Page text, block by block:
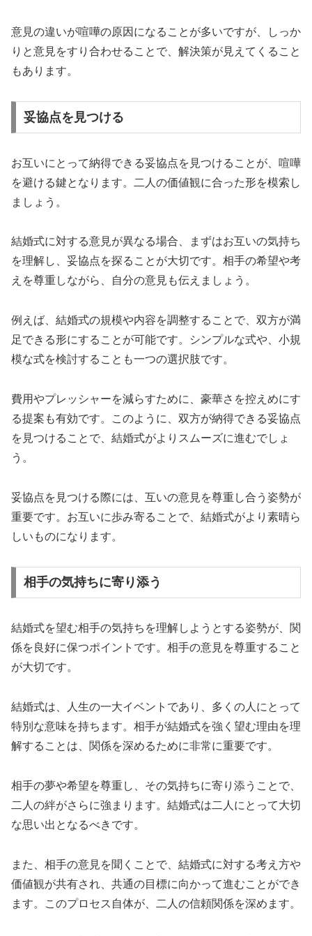
意見の違いが喧嘩の原因になることが多いですが、しっか
りと意見をすり合わせることで、解決策が見えてくること
もあります。
妥協点を見つける
お互いにとって納得できる妥協点を見つけることが、喧嘩
を避ける鍵となります。二人の価値観に合った形を模索し
ましょう。
結婚式に対する意見が異なる場合、まずはお互いの気持ち
を理解し、妥協点を探ることが大切です。相手の希望や考
えを尊重しながら、自分の意見も伝えましょう。
例えば、結婚式の規模や内容を調整することで、双方が満
足できる形にすることが可能です。シンプルな式や、小規
模な式を検討することも一つの選択肢です。
費用やプレッシャーを減らすために、豪華さを控えめにす
る提案も有効です。このように、双方が納得できる妥協点
を見つけることで、結婚式がよりスムーズに進むでしょ
う。
妥協点を見つける際には、互いの意見を尊重し合う姿勢が
重要です。お互いに歩み寄ることで、結婚式がより素晴ら
しいものになります。
相手の気持ちに寄り添う
結婚式を望む相手の気持ちを理解しようとする姿勢が、関
係を良好に保つポイントです。相手の意見を尊重すること
が大切です。
結婚式は、人生の一大イベントであり、多くの人にとって
特別な意味を持ちます。相手が結婚式を強く望む理由を理
解することは、関係を深めるために非常に重要です。
相手の夢や希望を尊重し、その気持ちに寄り添うことで、
二人の絆がさらに強まります。結婚式は二人にとって大切
な思い出となるべきです。
また、相手の意見を聞くことで、結婚式に対する考え方や
価値観が共有され、共通の目標に向かって進むことができ
ます。このプロセス自体が、二人の信頼関係を深めます。